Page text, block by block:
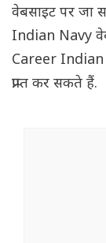
वेबसाइट पर जा
Indian Navy
Career Indian
प्राप्त कर सकते हैं.